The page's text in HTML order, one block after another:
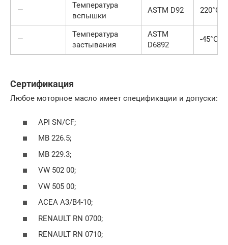
—
Температура
вспышки
ASTM D92 220°С
—
Температура
застывания
ASTM
D6892
-45°С
Сертификация
Любое моторное масло имеет спецификации и допуски:
API SN/CF;
MB 226.5;
MB 229.3;
VW 502 00;
VW 505 00;
ACEA A3/B4-10;
RENAULT RN 0700;
RENAULT RN 0710;